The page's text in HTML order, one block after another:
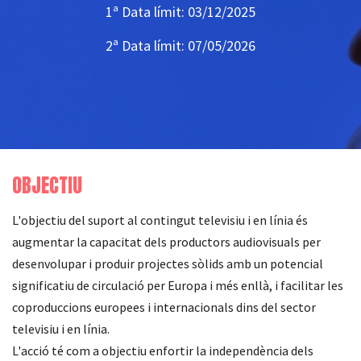
1ª Data límit: 03/12/2025
2ª Data límit: 07/05/2026
OBJECTIU
L'objectiu del suport al contingut televisiu i en línia és
augmentar la capacitat dels productors audiovisuals per
desenvolupar i produir projectes sòlids amb un potencial
significatiu de circulació per Europa i més enllà, i facilitar les
coproduccions europees i internacionals dins del sector
televisiu i en línia.
L'acció té com a objectiu enfortir la independència dels